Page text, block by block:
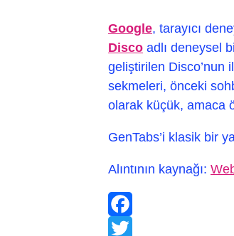
Google, tarayıcı
Disco adlı deneysel
geliştirilen Disco’nun
sekmeleri, önceki
olarak küçük, amaca
GenTabs’i klasik bir
Alıntının kaynağı:
Facebook